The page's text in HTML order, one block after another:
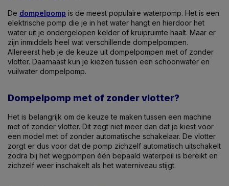
De dompelpomp is de meest populaire waterpomp. Het is een
elektrische pomp die je in het water hangt en hierdoor het
water uit je ondergelopen kelder of kruipruimte haalt. Maar er
zijn inmiddels heel wat verschillende dompelpompen.
Allereerst heb je de keuze uit dompelpompen met of zonder
vlotter. Daarnaast kun je kiezen tussen een schoonwater en
vuilwater dompelpomp.
Dompelpomp met of zonder vlotter?
Het is belangrijk om de keuze te maken tussen een machine
met of zonder vlotter. Dit zegt niet meer dan dat je kiest voor
een model met of zonder automatische schakelaar. De vlotter
zorgt er dus voor dat de pomp zichzelf automatisch uitschakelt
zodra bij het wegpompen één bepaald waterpeil is bereikt en
zichzelf weer inschakelt als het waterniveau stijgt.